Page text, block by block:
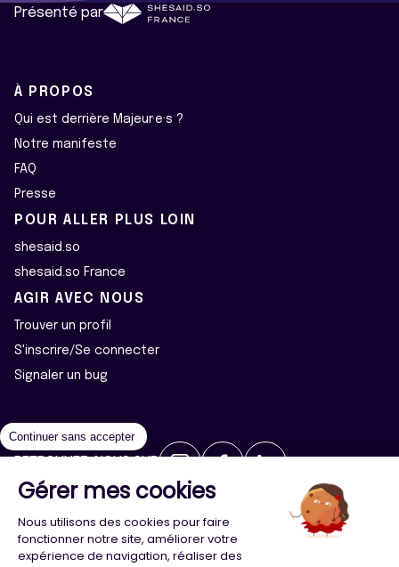
Présenté par
À PROPOS
Qui est derrière Majeur·e·s ?
Notre manifeste
FAQ
Presse
POUR ALLER PLUS LOIN
shesaid.so
shesaid.so France
AGIR AVEC NOUS
Trouver un profil
S'inscrire/Se connecter
Signaler un bug
2026 ©Majeur·e·s - Tous droits réservés
Politique de confidentialité
Cookies
Continuer sans accepter
Gérer mes cookies
Nous utilisons des cookies pour faire
fonctionner notre site, améliorer votre
expérience de navigation, réaliser des